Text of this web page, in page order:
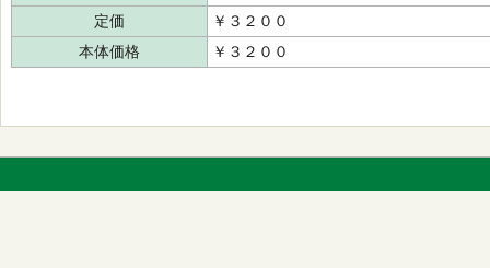
定価
￥３２００
本体価格
￥３２００